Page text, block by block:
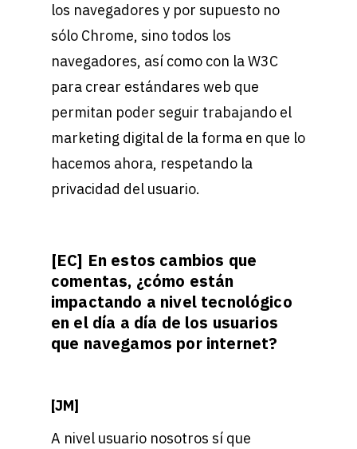
los navegadores y por supuesto no
sólo Chrome, sino todos los
navegadores, así como con la W3C
para crear estándares web que
permitan poder seguir trabajando el
marketing digital de la forma en que lo
hacemos ahora, respetando la
privacidad del usuario.
[EC] En estos cambios que
comentas, ¿cómo están
impactando a nivel tecnológico
en el día a día de los usuarios
que navegamos por internet?
[JM]
A nivel usuario nosotros sí que